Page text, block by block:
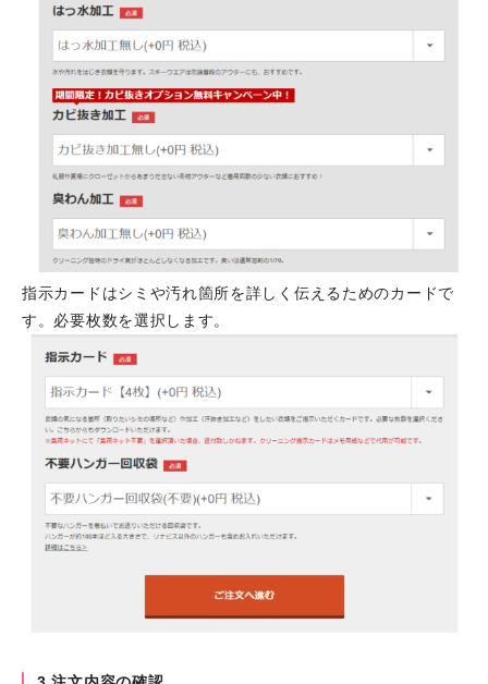
指示カードはシミや汚れ箇所を詳しく伝えるためのカードで
す。必要枚数を選択します。